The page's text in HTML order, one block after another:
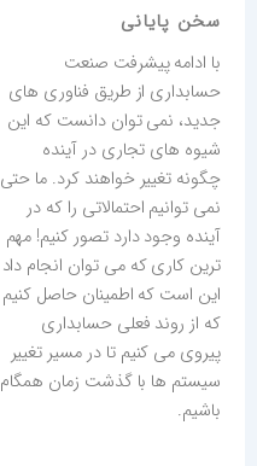
سخن پایانی
با ادامه پیشرفت صنعت
حسابداری از طریق فناوری های
جدید، نمی توان دانست که این
شیوه های تجاری در آینده
چگونه تغییر خواهند کرد. ما حتی
نمی توانیم احتمالاتی را که در
آینده وجود دارد تصور کنیم! مهم
ترین کاری که می توان انجام داد
این است که اطمینان حاصل کنیم
که از روند فعلی حسابداری
پیروی می کنیم تا در مسیر تغییر
سیستم ها با گذشت زمان همگام
باشیم.